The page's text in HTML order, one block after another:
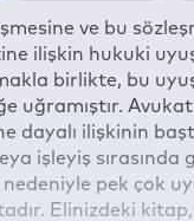
ve bu
ilişkin hukuki
birlikte, bu
uğramıştır.
dayalı ilişkinin
işleyiş sırasında
pek çok
Elinizdeki